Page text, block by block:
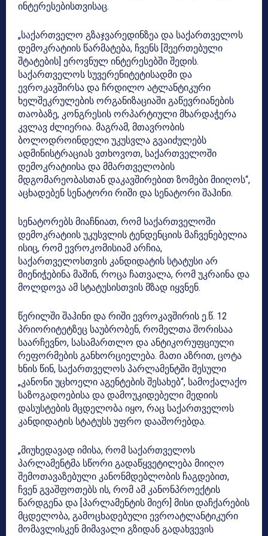
ინტერესებისთვისაც.
„საქართველო გზაჯვარედინზეა და საქართველოს
დემოკრატიის წარმატება, ჩვენს [შეერთებული
შტატების] ეროვნულ ინტერესებში შედის.
საქართველოს სუვერენიტეტისადმი და
ევროკავშირსა და ჩრდილო ატლანტიკური
ხელშეკრულების ორგანიზაციაში გაწევრიანების
თაობაზე, კონგრესის ორპარტიული მხარდაჭერა
კვლავ ძლიერია. მაგრამ, მთავრობის
ბოლოდროინდელი უკუსვლა გვაიძულებს
ადმინისტრაციას ვთხოვოთ, საქართველოში
დემოკრატიისა და მმართველობის
მდგომარეობასთან დაკავშირებით ზომები მიიღოს“,
აცხადებენ სენატორი რიში და სენატორი შაჰინი.
სენატორებს მიაჩნიათ, რომ საქართველოში
დემოკრატიის უკუსვლის ტენდენციის მაჩვენებელია
ისიც, რომ ევროკომისიამ არჩია,
საქართველოსთვის კანდიდატის სტატუსი არ
მიენიჭებინა მაშინ, როცა ჩათვალა, რომ უკრაინა და
მოლდოვა ამ სტატუსისთვის მზად იყვნენ.
წერილში შაჰინი და რიში ევროკავშირის ე.წ. 12
პრიორიტეტზეც საუბრობენ, რომელთა შორისაა
საარჩევნო, სასამართლო და ანტიკორუფციული
რეფორმების განხორციელება. მათი აზრით, ცოტა
ხნის წინ, საქართველოს პარლამენტში შესული
„კანონი უცხოელი აგენტების შესახებ“, სამოქალაქო
საზოგადოებისა და დამოუკიდებელი მედიის
დასუსტების მცდელობა იყო, რაც საქართველოს
კანდიდატის სტატუსს უფრო დააშორებდა.
„მიუხედავად იმისა, რომ საქართველოს
პარლამენტმა სწორი გადაწყვეტილება მიიღო
შემოთავაზებული კანონმდებლობის ჩაგდებით,
ჩვენ გვაშფოთებს ის, რომ ამ კანონპროექტის
წარდგენა და [პარლამენტის მიერ] მისი დაჩქარების
მცდელობა, გამოცხადებული ევროატლანტიკური
მომავლისკენ მიმავალი გზიდან გადახვევის